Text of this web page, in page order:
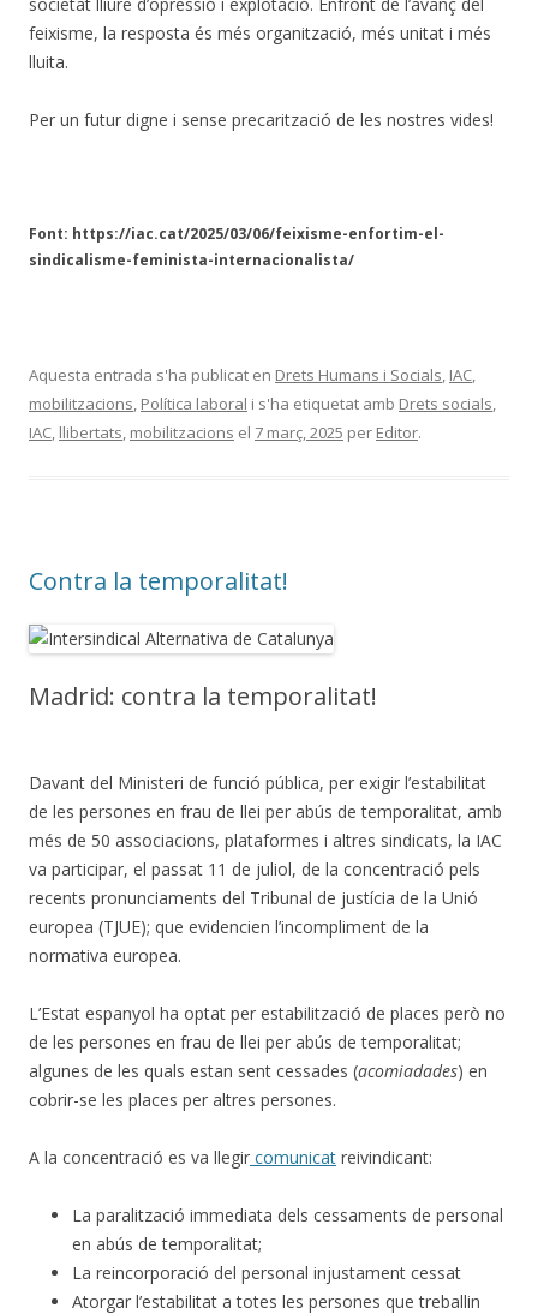
feixisme, la resposta és més organització, més unitat i més
lluita.
Per un futur digne i sense precarització de les nostres vides!
Font: https://iac.cat/2025/03/06/feixisme-enfortim-el-
sindicalisme-feminista-internacionalista/
Aquesta entrada s'ha publicat en Drets Humans i Socials IAC
mobilitzacions Política laboral i s'ha etiquetat amb Drets socials
IAC llibertats mobilitzacions el 7 març, 2025 per Editor.
Contra la temporalitat!
Madrid: contra la temporalitat!
Davant del Ministeri de funció pública, per exigir l’estabilitat
de les persones en frau de llei per abús de temporalitat, amb
més de 50 associacions, plataformes i altres sindicats, la IAC
va participar, el passat 11 de juliol, de la concentració pels
recents pronunciaments del Tribunal de justícia de la Unió
europea (TJUE); que evidencien l’incompliment de la
normativa europea.
L’Estat espanyol ha optat per estabilització de places però no
de les persones en frau de llei per abús de temporalitat;
algunes de les quals estan sent cessades (acomiadades) en
cobrir-se les places per altres persones.
A la concentració es va llegir comunicat reivindicant:
La paralització immediata dels cessaments de personal
en abús de temporalitat;
La reincorporació del personal injustament cessat
Atorgar l’estabilitat a totes les persones que treballin